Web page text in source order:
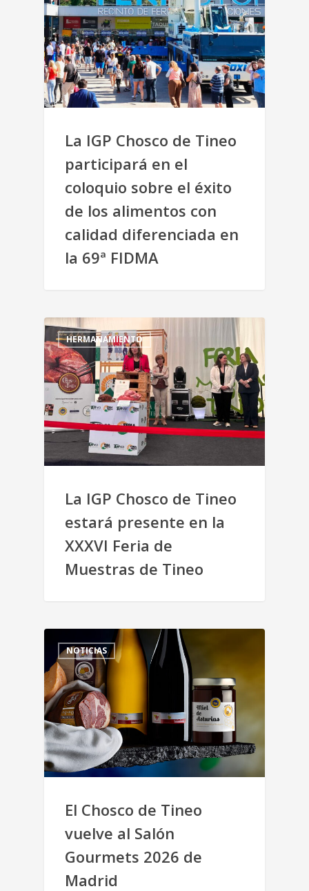
La IGP Chosco de Tineo
participará en el
coloquio sobre el éxito
de los alimentos con
calidad diferenciada en
la 69ª FIDMA
HERMANAMIENTO
La IGP Chosco de Tineo
estará presente en la
XXXVI Feria de
Muestras de Tineo
NOTICIAS
El Chosco de Tineo
vuelve al Salón
Gourmets 2026 de
Madrid